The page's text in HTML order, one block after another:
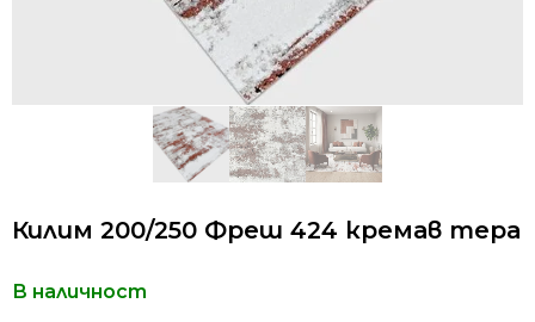
Килим 200/250 Фреш 424 кремав тера
В наличност